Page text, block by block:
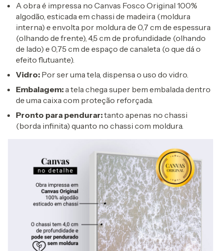
A obra é impressa no Canvas Fosco Original 100%
algodão, esticada em chassi de madeira (moldura
interna) e envolta por moldura de 0,7 cm de espessura
(olhando de frente), 4,5 cm de profundidade (olhando
de lado) e 0,75 cm de espaço de canaleta (o que dá o
efeito flutuante).
Vidro: Por ser uma tela, dispensa o uso do vidro.
Embalagem:a tela chega super bem embalada dentro
de uma caixa com proteção reforçada.
Pronto para pendurar:tanto apenas no chassi
(borda infinita) quanto no chassi com moldura.